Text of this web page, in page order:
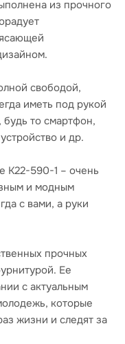
из прочного
свободой,
иметь под рукой
то смартфон,
и др.
K22-590-1 – очень
и модным
с вами, а руки
прочных
Ее
с актуальным
которые
жизни и следят за